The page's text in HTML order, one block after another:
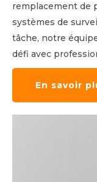
remplacement de
systèmes de
tâche, notre
défi avec
En savoir